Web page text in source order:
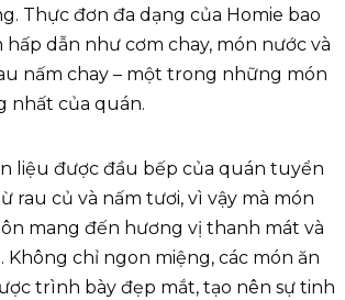
Thực đơn đa dạng của Homie bao
dẫn như cơm chay, món nước và
nấm chay – một trong những món
nhất của quán.
liệu được đầu bếp của quán tuyển
rau củ và nấm tươi, vì vậy mà món
mang đến hương vị thanh mát và
Không chỉ ngon miệng, các món ăn
trình bày đẹp mắt, tạo nên sự tinh